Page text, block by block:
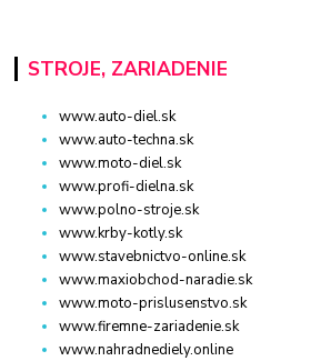
STROJE, ZARIADENIE
www.auto-diel.sk
www.auto-techna.sk
www.moto-diel.sk
www.profi-dielna.sk
www.polno-stroje.sk
www.krby-kotly.sk
www.stavebnictvo-online.sk
www.maxiobchod-naradie.sk
www.moto-prislusenstvo.sk
www.firemne-zariadenie.sk
www.nahradnediely.online